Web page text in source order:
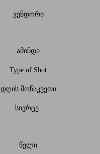
ვენდორი
ამინდი
Type of Shot
დღის მონაკვეთი
სივრცე
წელი